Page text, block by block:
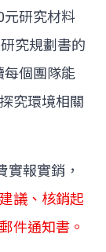
元研究材料
究規劃書的
每個團隊能
究環境相關
實報實銷，
議、核銷起
件通知書。